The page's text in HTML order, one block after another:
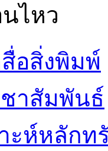
ไหว
อสิ่งพิมพ์
าสัมพันธ์
ะห์หลักท